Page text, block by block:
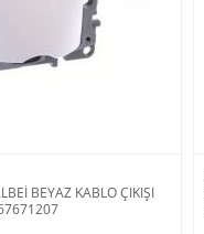
BEYAZ KABLO ÇIKIŞI